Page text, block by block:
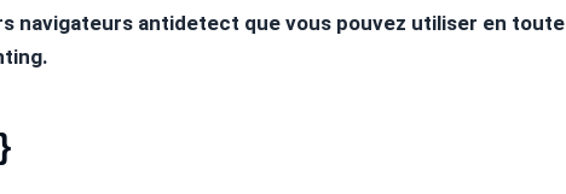
navigateurs antidetect que vous pouvez utiliser en toute